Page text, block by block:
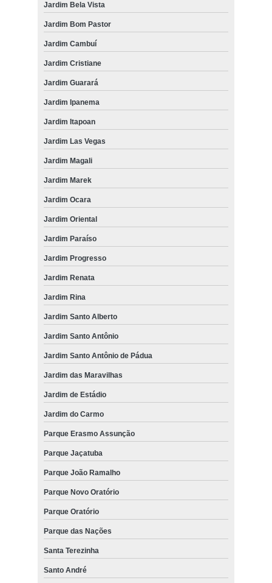
Jardim Bela Vista
Jardim Bom Pastor
Jardim Cambuí
Jardim Cristiane
Jardim Guarará
Jardim Ipanema
Jardim Itapoan
Jardim Las Vegas
Jardim Magali
Jardim Marek
Jardim Ocara
Jardim Oriental
Jardim Paraíso
Jardim Progresso
Jardim Renata
Jardim Rina
Jardim Santo Alberto
Jardim Santo Antônio
Jardim Santo Antônio de Pádua
Jardim das Maravilhas
Jardim de Estádio
Jardim do Carmo
Parque Erasmo Assunção
Parque Jaçatuba
Parque João Ramalho
Parque Novo Oratório
Parque Oratório
Parque das Nações
Santa Terezinha
Santo André